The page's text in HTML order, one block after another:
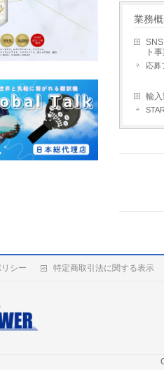
業務
ト
応募
輸
シー 特定商取引法に関する表示